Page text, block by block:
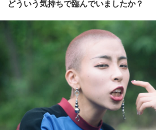
どういう気持ちで臨んでいましたか？